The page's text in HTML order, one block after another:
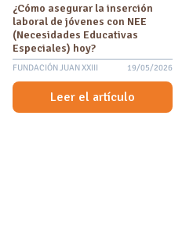
¿Cómo asegurar la inserción
laboral de jóvenes con NEE
(Necesidades Educativas
Especiales) hoy?
FUNDACIÓN JUAN XXIII 19/05/2026
Leer el artículo